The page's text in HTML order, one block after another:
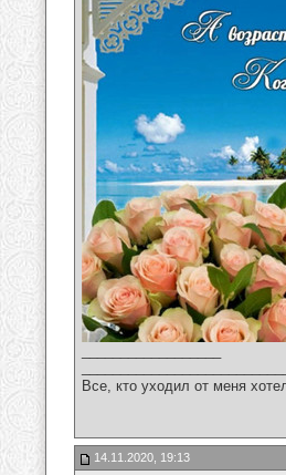
Все, кто уходил от меня
14.11.2020, 19:13